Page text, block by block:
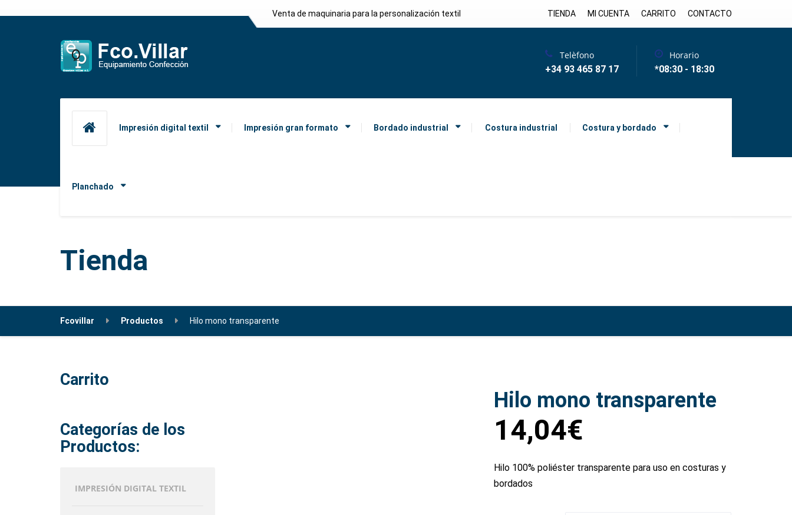
Venta de maquinaria para la personalización textil TIENDA MI CUENTA CARRITO CONTACTO
Impresión digital textil Impresión gran formato Bordado industrial Costura industrial Costura y bordado
Planchado
Telèfono
+34 93 465 87 17
Horario
*08:30 - 18:30
Tienda
Fcovillar Productos Hilo mono transparente
Hilo mono transparente
14,04€
Hilo 100% poliéster transparente para uso en costuras y
bordados
Carrito
Categorías de los
Productos:
IMPRESIÓN DIGITAL TEXTIL